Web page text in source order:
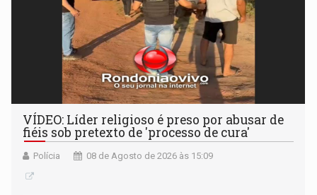
VÍDEO: Líder religioso é preso por abusar de
fiéis sob pretexto de 'processo de cura'
Polícia 08 de Agosto de 2026 às 15:09